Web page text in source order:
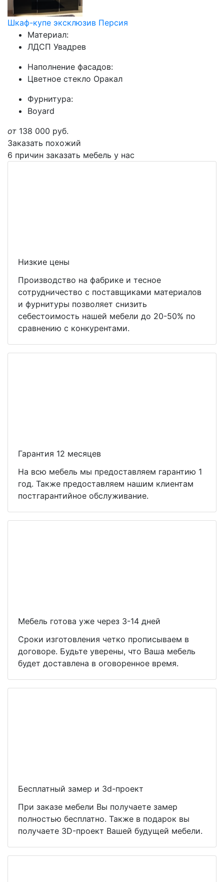
Шкаф-купе эксклюзив Персия
Материал:
ЛДСП Увадрев
Наполнение фасадов:
Цветное стекло Оракал
Фурнитура:
Boyard
от 138 000 руб.
Заказать похожий
6 причин заказать мебель у нас
Низкие цены
Производство на фабрике и тесное
сотрудничество с поставщиками материалов
и фурнитуры позволяет снизить
себестоимость нашей мебели до 20-50% по
сравнению с конкурентами.
Гарантия 12 месяцев
На всю мебель мы предоставляем гарантию 1
год. Также предоставляем нашим клиентам
постгарантийное обслуживание.
Мебель готова уже через 3-14 дней
Сроки изготовления четко прописываем в
договоре. Будьте уверены, что Ваша мебель
будет доставлена в оговоренное время.
Бесплатный замер и 3d-проект
При заказе мебели Вы получаете замер
полностью бесплатно. Также в подарок вы
получаете 3D-проект Вашей будущей мебели.